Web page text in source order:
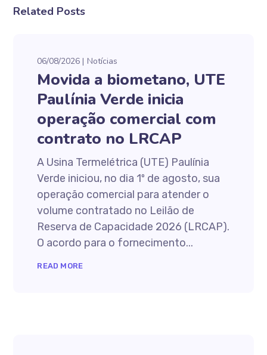
Related Posts
06/08/2026 Notícias
Movida a biometano, UTE
Paulínia Verde inicia
operação comercial com
contrato no LRCAP
A Usina Termelétrica (UTE) Paulínia
Verde iniciou, no dia 1º de agosto, sua
operação comercial para atender o
volume contratado no Leilão de
Reserva de Capacidade 2026 (LRCAP).
O acordo para o fornecimento...
READ MORE